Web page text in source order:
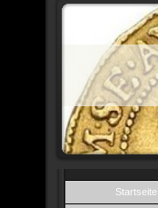
Startseite